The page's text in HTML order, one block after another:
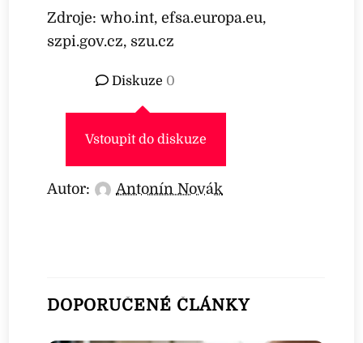
Zdroje: who.int, efsa.europa.eu,
szpi.gov.cz, szu.cz
Diskuze 0
Vstoupit do diskuze
Autor: Antonín Novák
DOPORUČENÉ ČLÁNKY